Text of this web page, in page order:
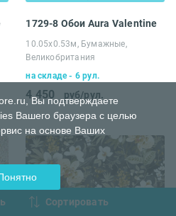
1729-8 Обои Aura Valentine
10.05х0.53м, Бумажные,
Великобритания
на складе - 6 рул.
4 450 руб/рул.
Сортировать
Вы подтверждаете
Вашего браузера с целью
на основе Ваших